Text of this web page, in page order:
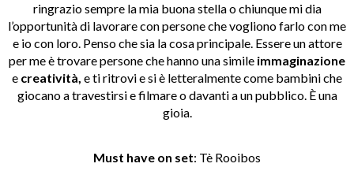
ringrazio sempre la mia buona stella o chiunque mi dia
l’opportunità di lavorare con persone che vogliono farlo con me
e io con loro. Penso che sia la cosa principale. Essere un attore
per me è trovare persone che hanno una simile immaginazione
e creatività, e ti ritrovi e si è letteralmente come bambini che
giocano a travestirsi e filmare o davanti a un pubblico. È una
gioia.
Must have on set: Tè Rooibos